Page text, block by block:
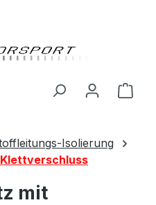
Isolierung
mit